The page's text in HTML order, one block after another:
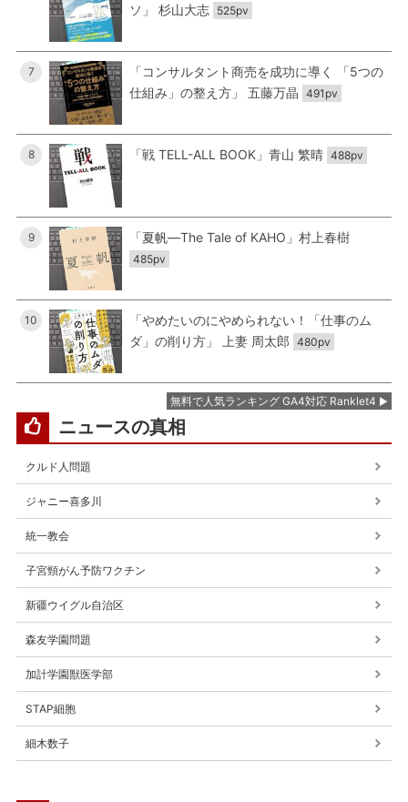
ソ」 杉山大志 525pv
7
「コンサルタント商売を成功に導く 「5つの
仕組み」の整え方」 五藤万晶 491pv
8 「戦 TELL-ALL BOOK」青山 繁晴 488pv
9 「夏帆―The Tale of KAHO」村上春樹
485pv
10
「やめたいのにやめられない！「仕事のム
ダ」の削り方」 上妻 周太郎 480pv
無料で人気ランキング GA4対応 Ranklet4
ニュースの真相
クルド人問題
ジャニー喜多川
統一教会
子宮頸がん予防ワクチン
新疆ウイグル自治区
森友学園問題
加計学園獣医学部
STAP細胞
細木数子